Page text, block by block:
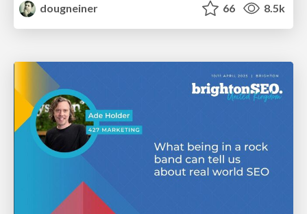
dougneiner
66 8.5k